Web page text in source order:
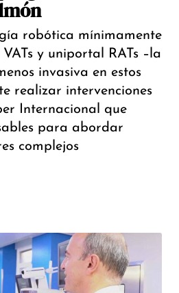
robótica mínimamente
y uniportal RATs –la
invasiva en estos
realizar intervenciones
Internacional que
para abordar
complejos